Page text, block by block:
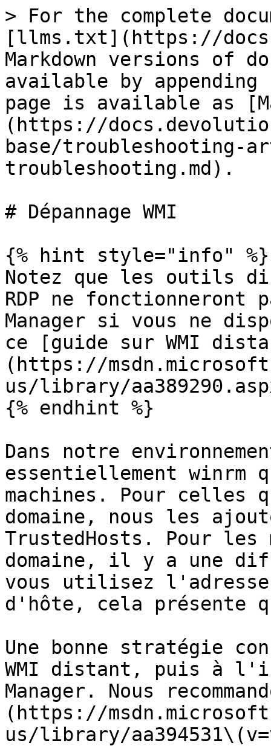
> For the complete
[llms.txt](https://
Markdown versions of
available by
page is available as
(https://
base/troubleshooting-
troubleshooting.md).
# Dépannage WMI
{% hint style="info" %}
Notez que les outils
RDP ne fonctionneront
Manager si vous ne
ce [guide sur WMI
(https://
us/library/
{% endhint %}
Dans notre
essentiellement winrm
machines. Pour celles
domaine, nous les
TrustedHosts. Pour les
domaine, il y a une
vous utilisez
d'hôte, cela présente
Une bonne stratégie
WMI distant, puis à
Manager. Nous
(https://
us/library/